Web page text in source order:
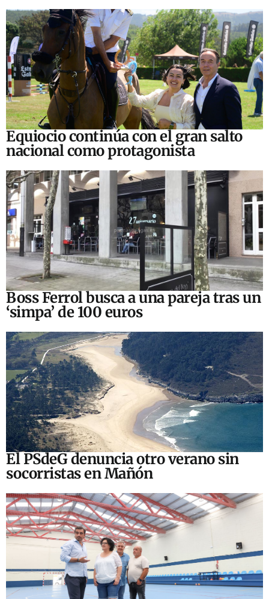
Equiocio continúa con el gran salto
nacional como protagonista
Boss Ferrol busca a una pareja tras un
‘simpa’ de 100 euros
El PSdeG denuncia otro verano sin
socorristas en Mañón